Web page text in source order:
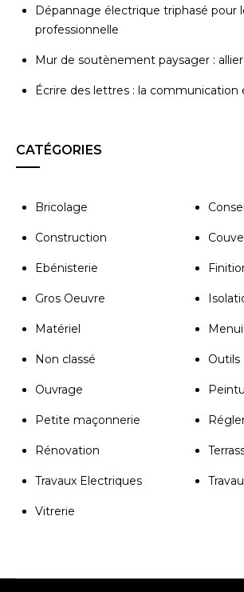
Dépannage électrique triphasé pour
professionnelle
Mur de soutènement paysager :
Écrire des lettres : la communication
CATÉGORIES
Bricolage
Construction
Ebénisterie
Gros Oeuvre
Matériel
Non classé Outils
Ouvrage
Petite maçonnerie
Rénovation
Travaux Electriques
Vitrerie